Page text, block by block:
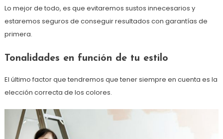
Lo mejor de todo, es que evitaremos sustos innecesarios y
estaremos seguros de conseguir resultados con garantías de
primera.
Tonalidades en función de tu estilo
El último factor que tendremos que tener siempre en cuenta es la
elección correcta de los colores.